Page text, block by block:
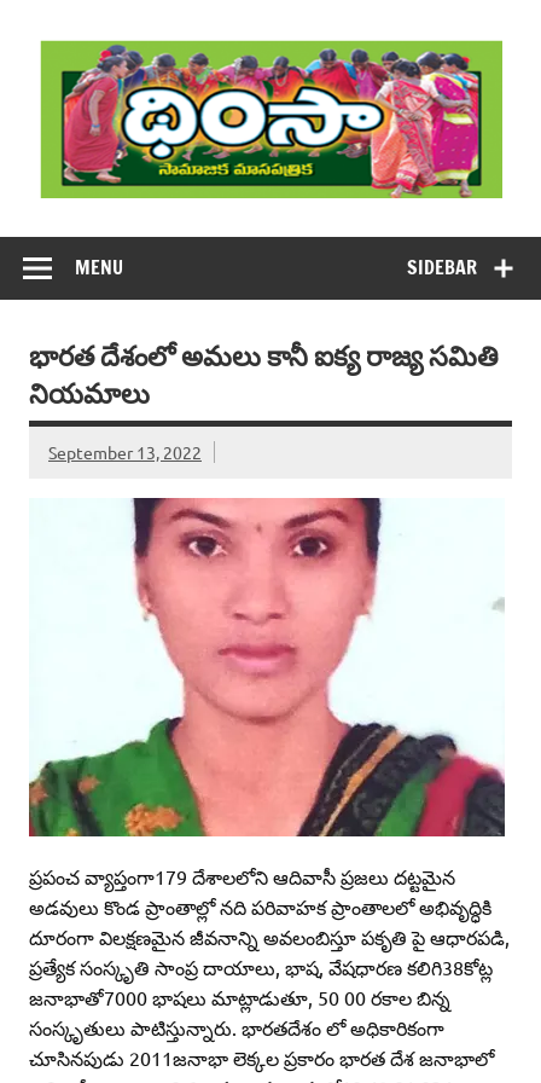
content
DHIMSA
SIDEBAR
MENU
భారత దేశంలో అమలు కానీ ఐక్య రాజ్య సమితి
నియమాలు
September 13, 2022
ప్రపంచ వ్యాప్తంగా179 దేశాలలోని ఆదివాసీ ప్రజలు దట్టమైన
అడవులు కొండ ప్రాంతాల్లో నది పరివాహక ప్రాంతాలలో అభివృద్ధికి
దూరంగా విలక్షణమైన జీవనాన్ని అవలంబిస్తూ పకృతి పై ఆధారపడి,
ప్రత్యేక సంస్కృతి సాంప్ర దాయాలు, భాష, వేషధారణ కలిగి38కోట్ల
జనాభాతో7000 భాషలు మాట్లాడుతూ, 50 00 రకాల బిన్న
సంస్కృతులు పాటిస్తున్నారు. భారతదేశం లో అధికారికంగా
చూసినపుడు 2011జనాభా లెక్కల ప్రకారం భారత దేశ జనాభాలో